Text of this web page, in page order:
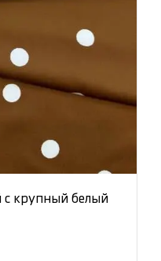
с крупный белый